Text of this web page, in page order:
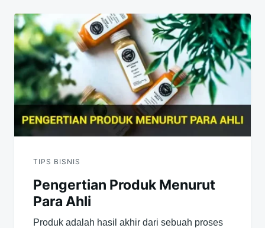
TIPS BISNIS
Pengertian Produk Menurut
Para Ahli
Produk adalah hasil akhir dari sebuah proses